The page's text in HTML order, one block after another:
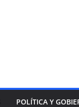
POLÍTICA Y